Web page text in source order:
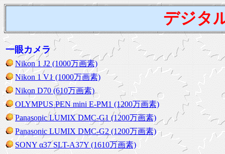
デジタ
一眼カメラ
Nikon 1 J2 (1000万画素)
Nikon 1 V1 (1000万画素)
Nikon D70 (610万画素)
OLYMPUS PEN mini E-PM1 (1200万画素)
Panasonic LUMIX DMC-G1 (1200万画素)
Panasonic LUMIX DMC-G2 (1200万画素)
SONY α37 SLT-A37Y (1610万画素)